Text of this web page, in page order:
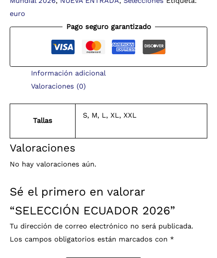
euro
Pago seguro garantizado
Información adicional
Valoraciones (0)
Tallas
S, M, L, XL, XXL
Valoraciones
No hay valoraciones aún.
Sé el primero en valorar
“SELECCIÓN ECUADOR 2026”
Tu dirección de correo electrónico no será publicada.
Los campos obligatorios están marcados con *